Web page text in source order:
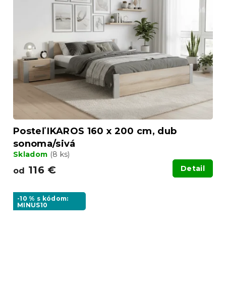
Posteľ IKAROS 160 x 200 cm, dub
sonoma/sivá
Skladom (8 ks)
od 116 € Detail
-10 % s kódom:
MINUS10